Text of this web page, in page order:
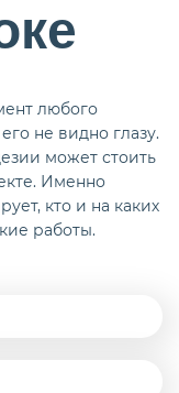
любого
не видно глазу.
может стоить
Именно
кто и на каких
работы.